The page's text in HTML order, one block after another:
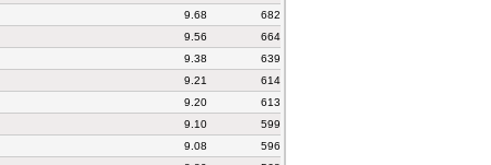
9.68
682
9.56
664
9.38
639
9.21
614
9.20
613
9.10
599
9.08
596